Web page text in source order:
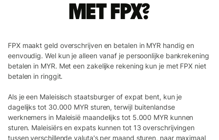
met FPX?
FPX maakt geld overschrijven en betalen in MYR handig en
eenvoudig. Wel kun je alleen vanaf je persoonlijke bankrekening
betalen in MYR. Met een zakelijke rekening kun je met FPX niet
betalen in ringgit.
Als je een Maleisisch staatsburger of expat bent, kun je
dagelijks tot 30.000 MYR sturen, terwijl buitenlandse
werknemers in Maleisië maandelijks tot 5.000 MYR kunnen
sturen. Maleisiërs en expats kunnen tot 13 overschrijvingen
tussen verschillende valuta's per maand sturen, naar maximaal